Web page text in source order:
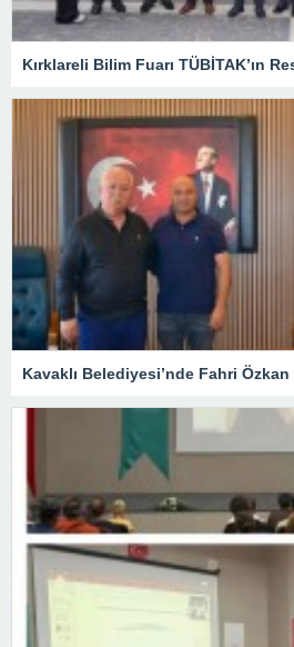
Kırklareli Bilim Fuarı TÜBİTAK’ın
Kavaklı Belediyesi’nde Fahri